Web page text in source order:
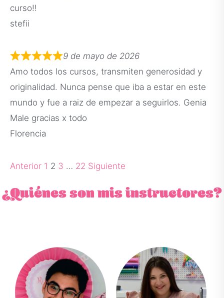
curso!!
stefii
9 de mayo de 2026
Amo todos los cursos, transmiten generosidad y
originalidad. Nunca pense que iba a estar en este
mundo y fue a raiz de empezar a seguirlos. Genia
Male gracias x todo
Florencia
Anterior 1 2 3 … 22 Siguiente
¿Quiénes son mis instructores?